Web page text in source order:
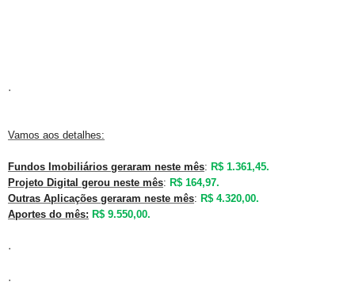
.
Vamos aos detalhes:
Fundos Imobiliários geraram neste mês: R$ 1.361,45.
Projeto Digital gerou neste mês: R$ 164,97.
Outras Aplicações geraram neste mês: R$ 4.320,00.
Aportes do mês: R$ 9.550,00.
.
.